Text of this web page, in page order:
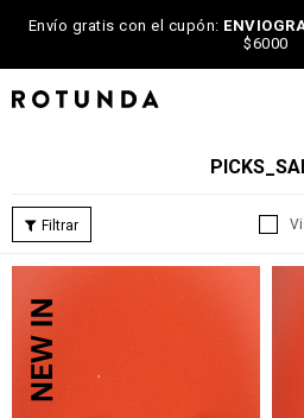
Envío gratis con el cupón:
$6000